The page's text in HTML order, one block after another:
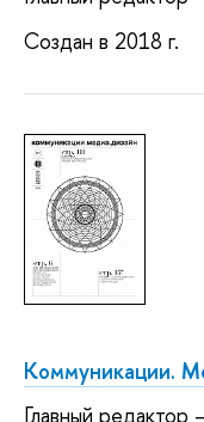
Создан в 2018 г.
Коммуникации.
Главный редактор